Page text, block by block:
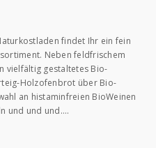
findet Ihr ein fein
Neben feldfrischem
vielfältig gestaltetes Bio-
Holzofenbrot über Bio-
an histaminfreien BioWeinen
und und und….